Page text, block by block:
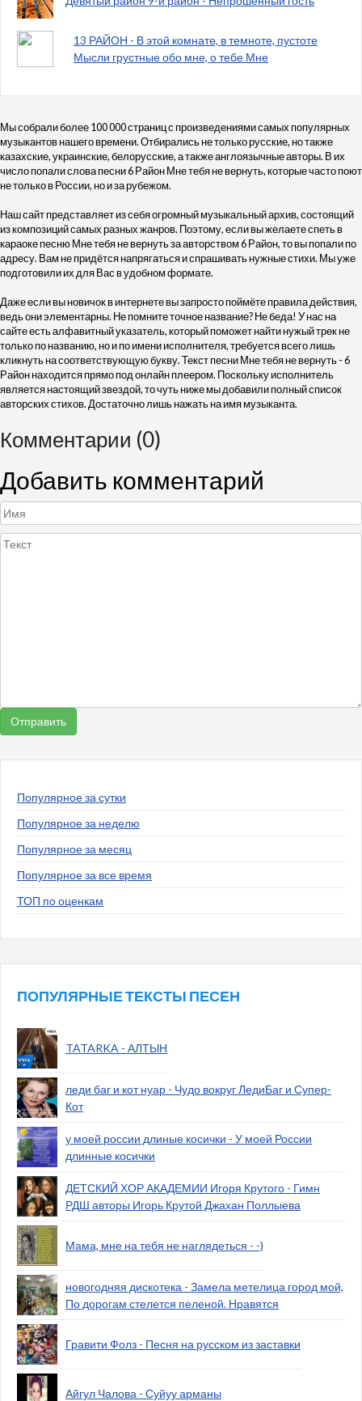
13 РАЙОН - В этой комнате, в темноте, пустоте
Мысли грустные обо мне, о тебе Мне
Мы собрали более 100 000 страниц с произведениями самых популярных
музыкантов нашего времени. Отбирались не только русские, но также
казахские, украинские, белорусские, а также англоязычные авторы. В их
число попали слова песни 6 Район Мне тебя не вернуть, которые часто поют
не только в России, но и за рубежом.
Наш сайт представляет из себя огромный музыкальный архив, состоящий
из композиций самых разных жанров. Поэтому, если вы желаете спеть в
караоке песню Мне тебя не вернуть за авторством 6 Район, то вы попали по
адресу. Вам не придётся напрягаться и спрашивать нужные стихи. Мы уже
подготовили их для Вас в удобном формате.
Даже если вы новичок в интернете вы запросто поймёте правила действия,
ведь они элементарны. Не помните точное название? Не беда! У нас на
сайте есть алфавитный указатель, который поможет найти нужый трек не
только по названию, но и по имени исполнителя, требуется всего лишь
кликнуть на соответствующую букву. Текст песни Мне тебя не вернуть - 6
Район находится прямо под онлайн плеером. Поскольку исполнитель
является настоящий звездой, то чуть ниже мы добавили полный список
авторских стихов. Достаточно лишь нажать на имя музыканта.
Комментарии (0)
Добавить комментарий
Популярное за сутки
Популярное за неделю
Популярное за месяц
Популярное за все время
ТОП по оценкам
ПОПУЛЯРНЫЕ ТЕКСТЫ ПЕСЕН
TATARKA - АЛТЫН
леди баг и кот нуар - Чудо вокруг ЛедиБаг и Супер-
Кот
у моей россии длиные косички - У моей России
длинные косички
ДЕТСКИЙ ХОР АКАДЕМИИ Игоря Крутого - Гимн
РДШ авторы Игорь Крутой Джахан Поллыева
Мама, мне на тебя не наглядеться - -)
новогодняя дискотека - Замела метелица город мой,
По дорогам стелется пеленой. Нравятся
Гравити Фолз - Песня на русском из заставки
Айгул Чалова - Суйуу арманы